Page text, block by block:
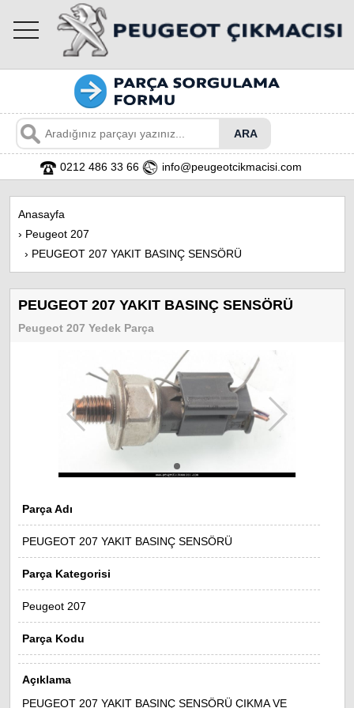
toggle
navigation
0212 486 33 66 info@peugeotcikmacisi.com
Anasayfa
› Peugeot 207
› PEUGEOT 207 YAKIT BASINÇ SENSÖRÜ
PEUGEOT 207 YAKIT BASINÇ SENSÖRÜ
Peugeot 207 Yedek Parça
Parça Adı
PEUGEOT 207 YAKIT BASINÇ SENSÖRÜ
Parça Kategorisi
Peugeot 207
Parça Kodu
Açıklama
PEUGEOT 207 YAKIT BASINÇ SENSÖRÜ ÇIKMA VE